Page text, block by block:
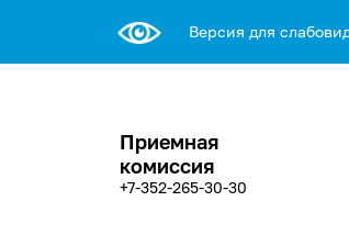
Версия для
Приемная
комиссия
+7-352-265-30-30